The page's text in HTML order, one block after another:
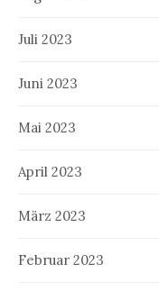
Juli 2023
Juni 2023
Mai 2023
April 2023
März 2023
Februar 2023